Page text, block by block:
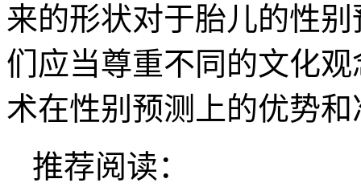
来的形状对于胎儿的性
们应当尊重不同的文化
术在性别预测上的优势
推荐阅读：